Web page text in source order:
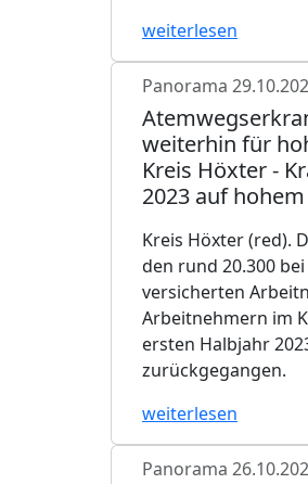
weiterlesen
Panorama
weiterhin für
Kreis Höxter -
2023 auf
Kreis Höxter (red).
den rund 20.300
versicherten
Arbeitnehmern im
ersten Halbjahr
zurückgegangen.
weiterlesen
Panorama